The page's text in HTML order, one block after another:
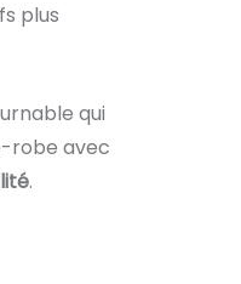
plus
qui
robe avec
.